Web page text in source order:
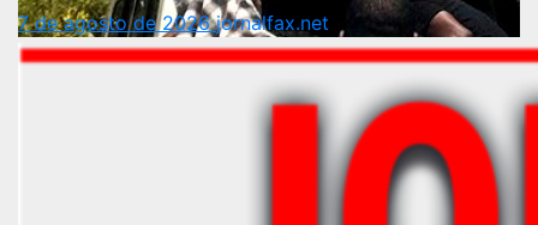
7 de agosto de 2026jornalfax.net